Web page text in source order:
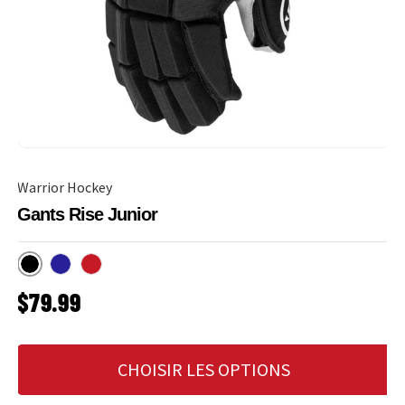
Warrior Hockey
Gants Rise Junior
Noir MarineRouge
PRIX HABITUEL
$79.99
CHOISIR LES OPTIONS